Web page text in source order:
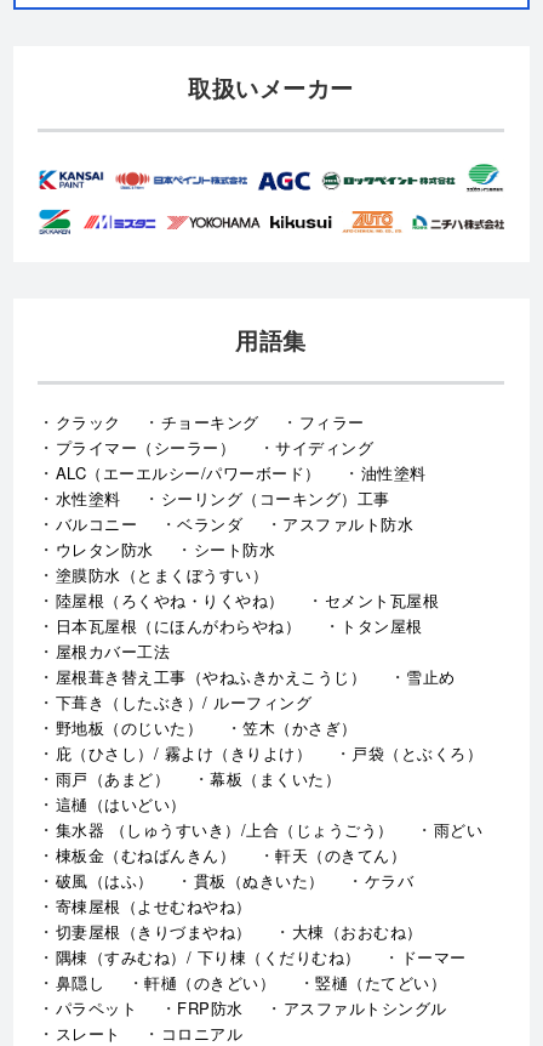
取扱いメーカー
用語集
クラック チョーキング
フィラー
プライマー（シーラー）
サイディング
ALC（エーエルシー/パワーボード）
油性塗料
水性塗料
シーリング（コーキング）工事
バルコニー
ベランダ
アスファルト防水
ウレタン防水
シート防水
塗膜防水（とまくぼうすい）
陸屋根（ろくやね・りくやね）
セメント瓦屋根
日本瓦屋根（にほんがわらやね）
トタン屋根
屋根カバー工法
屋根葺き替え工事（やねふきかえこうじ）
雪止め
下葺き（したぶき）/ ルーフィング
野地板（のじいた）
笠木（かさぎ）
庇（ひさし）/ 霧よけ（きりよけ）
戸袋（とぶくろ）
雨戸（あまど）
幕板（まくいた）
這樋（はいどい）
集水器 （しゅうすいき）/上合（じょうごう）
雨どい
棟板金（むねばんきん）
軒天（のきてん）
破風（はふ）
貫板（ぬきいた）
ケラバ
寄棟屋根（よせむねやね）
切妻屋根（きりづまやね）
大棟（おおむね）
隅棟（すみむね）/ 下り棟（くだりむね）
ドーマー
鼻隠し
軒樋（のきどい）
竪樋（たてどい）
パラペット
FRP防水
アスファルトシングル
スレート
コロニアル